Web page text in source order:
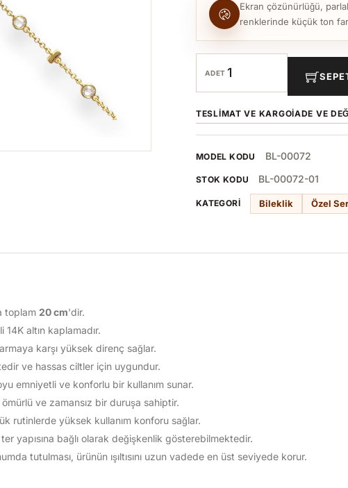
Ekran çözünürlüğü,
renklerinde küçük ton
ADET
TESLIMAT VE KARGOİADE VE
MODEL KODU BL-00072
STOK KODU BL-00072-01
KATEGORI Bileklik Özel
toplam 20 cm'dir.
14K altın kaplamadır.
karşı yüksek direnç sağlar.
ve hassas ciltler için uygundur.
emniyetli ve konforlu bir kullanım sunar.
ve zamansız bir duruşa sahiptir.
rutinlerde yüksek kullanım konforu sağlar.
yapısına bağlı olarak değişkenlik gösterebilmektedir.
tutulması, ürünün ışıltısını uzun vadede en üst seviyede korur.